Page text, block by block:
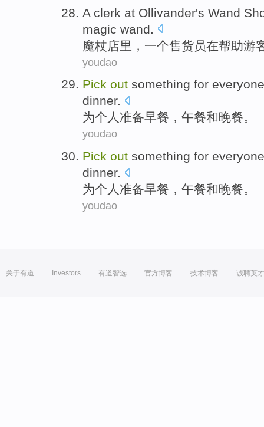
A clerk at Ollivander's Wand
magic wand.
魔杖店里 ， 一个售货员在帮助游
youdao
Pick out something for
dinner.
为个人 准备早餐 ， 午餐和晚餐。
youdao
Pick out something for
dinner.
为个人 准备早餐 ， 午餐和晚餐。
youdao
关于有道 Investors 有道智选 官方博客 技术博客 诚聘英才